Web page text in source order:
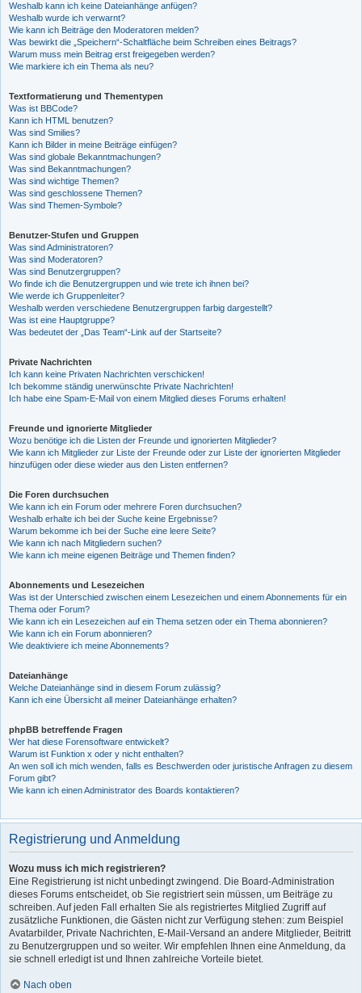
Weshalb kann ich keine Dateianhänge anfügen?
Weshalb wurde ich verwarnt?
Wie kann ich Beiträge den Moderatoren melden?
Was bewirkt die „Speichern“-Schaltfläche beim Schreiben eines Beitrags?
Warum muss mein Beitrag erst freigegeben werden?
Wie markiere ich ein Thema als neu?
Textformatierung und Thementypen
Was ist BBCode?
Kann ich HTML benutzen?
Was sind Smilies?
Kann ich Bilder in meine Beiträge einfügen?
Was sind globale Bekanntmachungen?
Was sind Bekanntmachungen?
Was sind wichtige Themen?
Was sind geschlossene Themen?
Was sind Themen-Symbole?
Benutzer-Stufen und Gruppen
Was sind Administratoren?
Was sind Moderatoren?
Was sind Benutzergruppen?
Wo finde ich die Benutzergruppen und wie trete ich ihnen bei?
Wie werde ich Gruppenleiter?
Weshalb werden verschiedene Benutzergruppen farbig dargestellt?
Was ist eine Hauptgruppe?
Was bedeutet der „Das Team“-Link auf der Startseite?
Private Nachrichten
Ich kann keine Privaten Nachrichten verschicken!
Ich bekomme ständig unerwünschte Private Nachrichten!
Ich habe eine Spam-E-Mail von einem Mitglied dieses Forums erhalten!
Freunde und ignorierte Mitglieder
Wozu benötige ich die Listen der Freunde und ignorierten Mitglieder?
Wie kann ich Mitglieder zur Liste der Freunde oder zur Liste der ignorierten Mitglieder
hinzufügen oder diese wieder aus den Listen entfernen?
Die Foren durchsuchen
Wie kann ich ein Forum oder mehrere Foren durchsuchen?
Weshalb erhalte ich bei der Suche keine Ergebnisse?
Warum bekomme ich bei der Suche eine leere Seite?
Wie kann ich nach Mitgliedern suchen?
Wie kann ich meine eigenen Beiträge und Themen finden?
Abonnements und Lesezeichen
Was ist der Unterschied zwischen einem Lesezeichen und einem Abonnements für ein
Thema oder Forum?
Wie kann ich ein Lesezeichen auf ein Thema setzen oder ein Thema abonnieren?
Wie kann ich ein Forum abonnieren?
Wie deaktiviere ich meine Abonnements?
Dateianhänge
Welche Dateianhänge sind in diesem Forum zulässig?
Kann ich eine Übersicht all meiner Dateianhänge erhalten?
phpBB betreffende Fragen
Wer hat diese Forensoftware entwickelt?
Warum ist Funktion x oder y nicht enthalten?
An wen soll ich mich wenden, falls es Beschwerden oder juristische Anfragen zu diesem
Forum gibt?
Wie kann ich einen Administrator des Boards kontaktieren?
Registrierung und Anmeldung
Wozu muss ich mich registrieren?
Eine Registrierung ist nicht unbedingt zwingend. Die Board-Administration
dieses Forums entscheidet, ob Sie registriert sein müssen, um Beiträge zu
schreiben. Auf jeden Fall erhalten Sie als registriertes Mitglied Zugriff auf
zusätzliche Funktionen, die Gästen nicht zur Verfügung stehen: zum Beispiel
Avatarbilder, Private Nachrichten, E-Mail-Versand an andere Mitglieder, Beitritt
zu Benutzergruppen und so weiter. Wir empfehlen Ihnen eine Anmeldung, da
sie schnell erledigt ist und Ihnen zahlreiche Vorteile bietet.
Nach oben